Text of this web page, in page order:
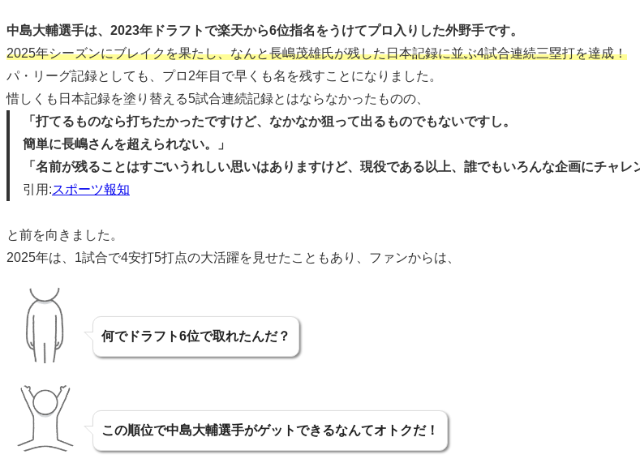
中島大輔選手は、2023年ドラフトで楽天から6位指名をうけてプロ入りした外野手です。
2025年シーズンにブレイクを果たし、なんと長嶋茂雄氏が残した日本記録に並ぶ4試合連続三塁打を達成！
パ・リーグ記録としても、プロ2年目で早くも名を残すことになりました。
惜しくも日本記録を塗り替える5試合連続記録とはならなかったものの、
「打てるものなら打ちたかったですけど、なかなか狙って出るものでもないですし。
簡単に長嶋さんを超えられない。」
「名前が残ることはすごいうれしい思いはありますけど、現役である以上、誰でもいろんな企画にチャレ
引用:スポーツ報知
と前を向きました。
2025年は、1試合で4安打5打点の大活躍を見せたこともあり、ファンからは、
何でドラフト6位で取れたんだ？
この順位で中島大輔選手がゲットできるなんてオトクだ！